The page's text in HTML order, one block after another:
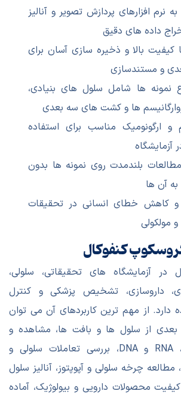
نرم افزارهای پردازش تصویر و آنالیز
داده های دقیق
کیفیت بالا و ذخیره سازی آسان برای
و مستندسازی
نمونه ها شامل سلول های بنیادی،
ها و کشت های سه بعدی
و ارگونومیک مناسب برای استفاده
آزمایشگاه
بلندمدت روی نمونه ها بدون
آن ها
کاهش خطای انسانی در تحقیقات
مولکولی
کنفوکال
در آزمایشگاه های تحقیقاتی، سلولی،
داروسازی، تشخیص پزشکی و کنترل
دارد. از مهم ترین کاربردهای آن می توان
بعدی از سلول ها و بافت ها، مشاهده و
تحلیل پروتئین ها، RNA و DNA، بررسی تعاملات سلولی و
مطالعه چرخه سلولی و آپوپتوز، آنالیز سلول
محصولات دارویی و بیولوژیک، آماده